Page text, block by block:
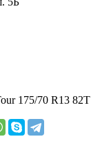
175/70 R13 82T